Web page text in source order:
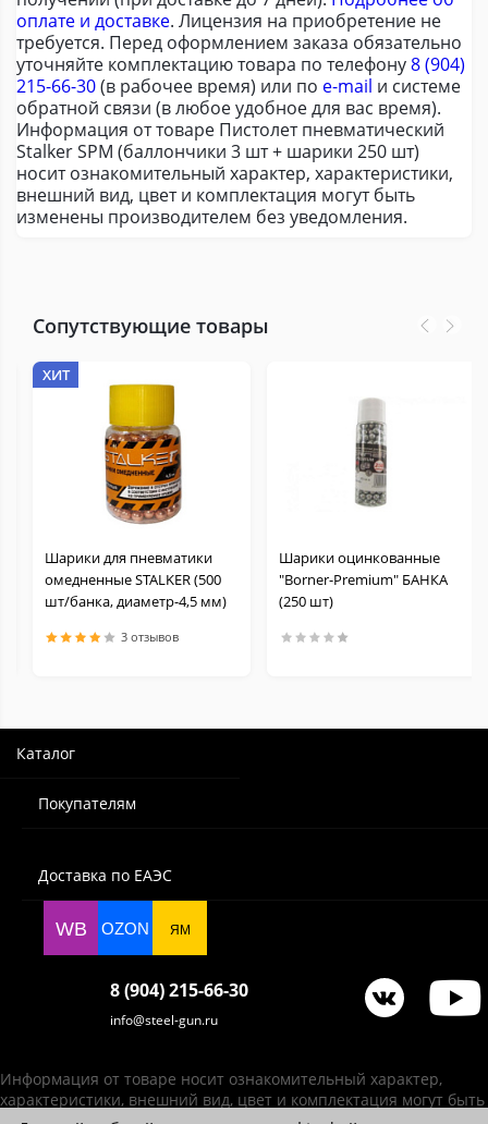
оплате и доставке. Лицензия на приобретение не
требуется. Перед оформлением заказа обязательно
уточняйте комплектацию товара по телефону8 (904)
215-66-30(в рабочее время) или по e-mail и системе
обратной связи (в любое удобное для вас время).
Информация от товаре Пистолет пневматический
Stalker SPM (баллончики 3 шт + шарики 250 шт)
носит ознакомительный характер, характеристики,
внешний вид, цвет и комплектация могут быть
изменены производителем без уведомления.
Сопутствующие товары
ХИТ
Шарики для пневматики
омедненные STALKER (500
шт/банка, диаметр-4,5 мм)
3 отзывов
Шарики оцинкованные
"Borner-Premium" БАНКА
(250 шт)
Каталог
Покупателям
Доставка по ЕАЭС
WB OZON ЯМ
8 (904) 215-66-30
info@steel-gun.ru
Информация от товаре носит ознакомительный характер,
характеристики, внешний вид, цвет и комплектация могут быть